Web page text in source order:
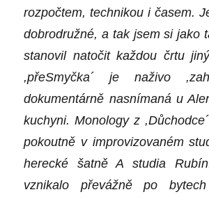
rozpočtem, technikou i časem.
dobrodružné, a tak jsem si jako
stanovil natočit každou črtu
,přeSmyčka´ je naživo
dokumentárně nasnímaná u
kuchyni.Monology z ,Důchodce´
pokoutně v improvizovaném
herecké šatně A studia
vznikalo převážně po